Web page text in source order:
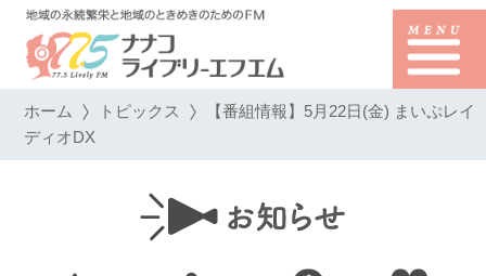
ホーム トピックス 【番組情報】5月22日(金) まいぷレイ
ディオDX